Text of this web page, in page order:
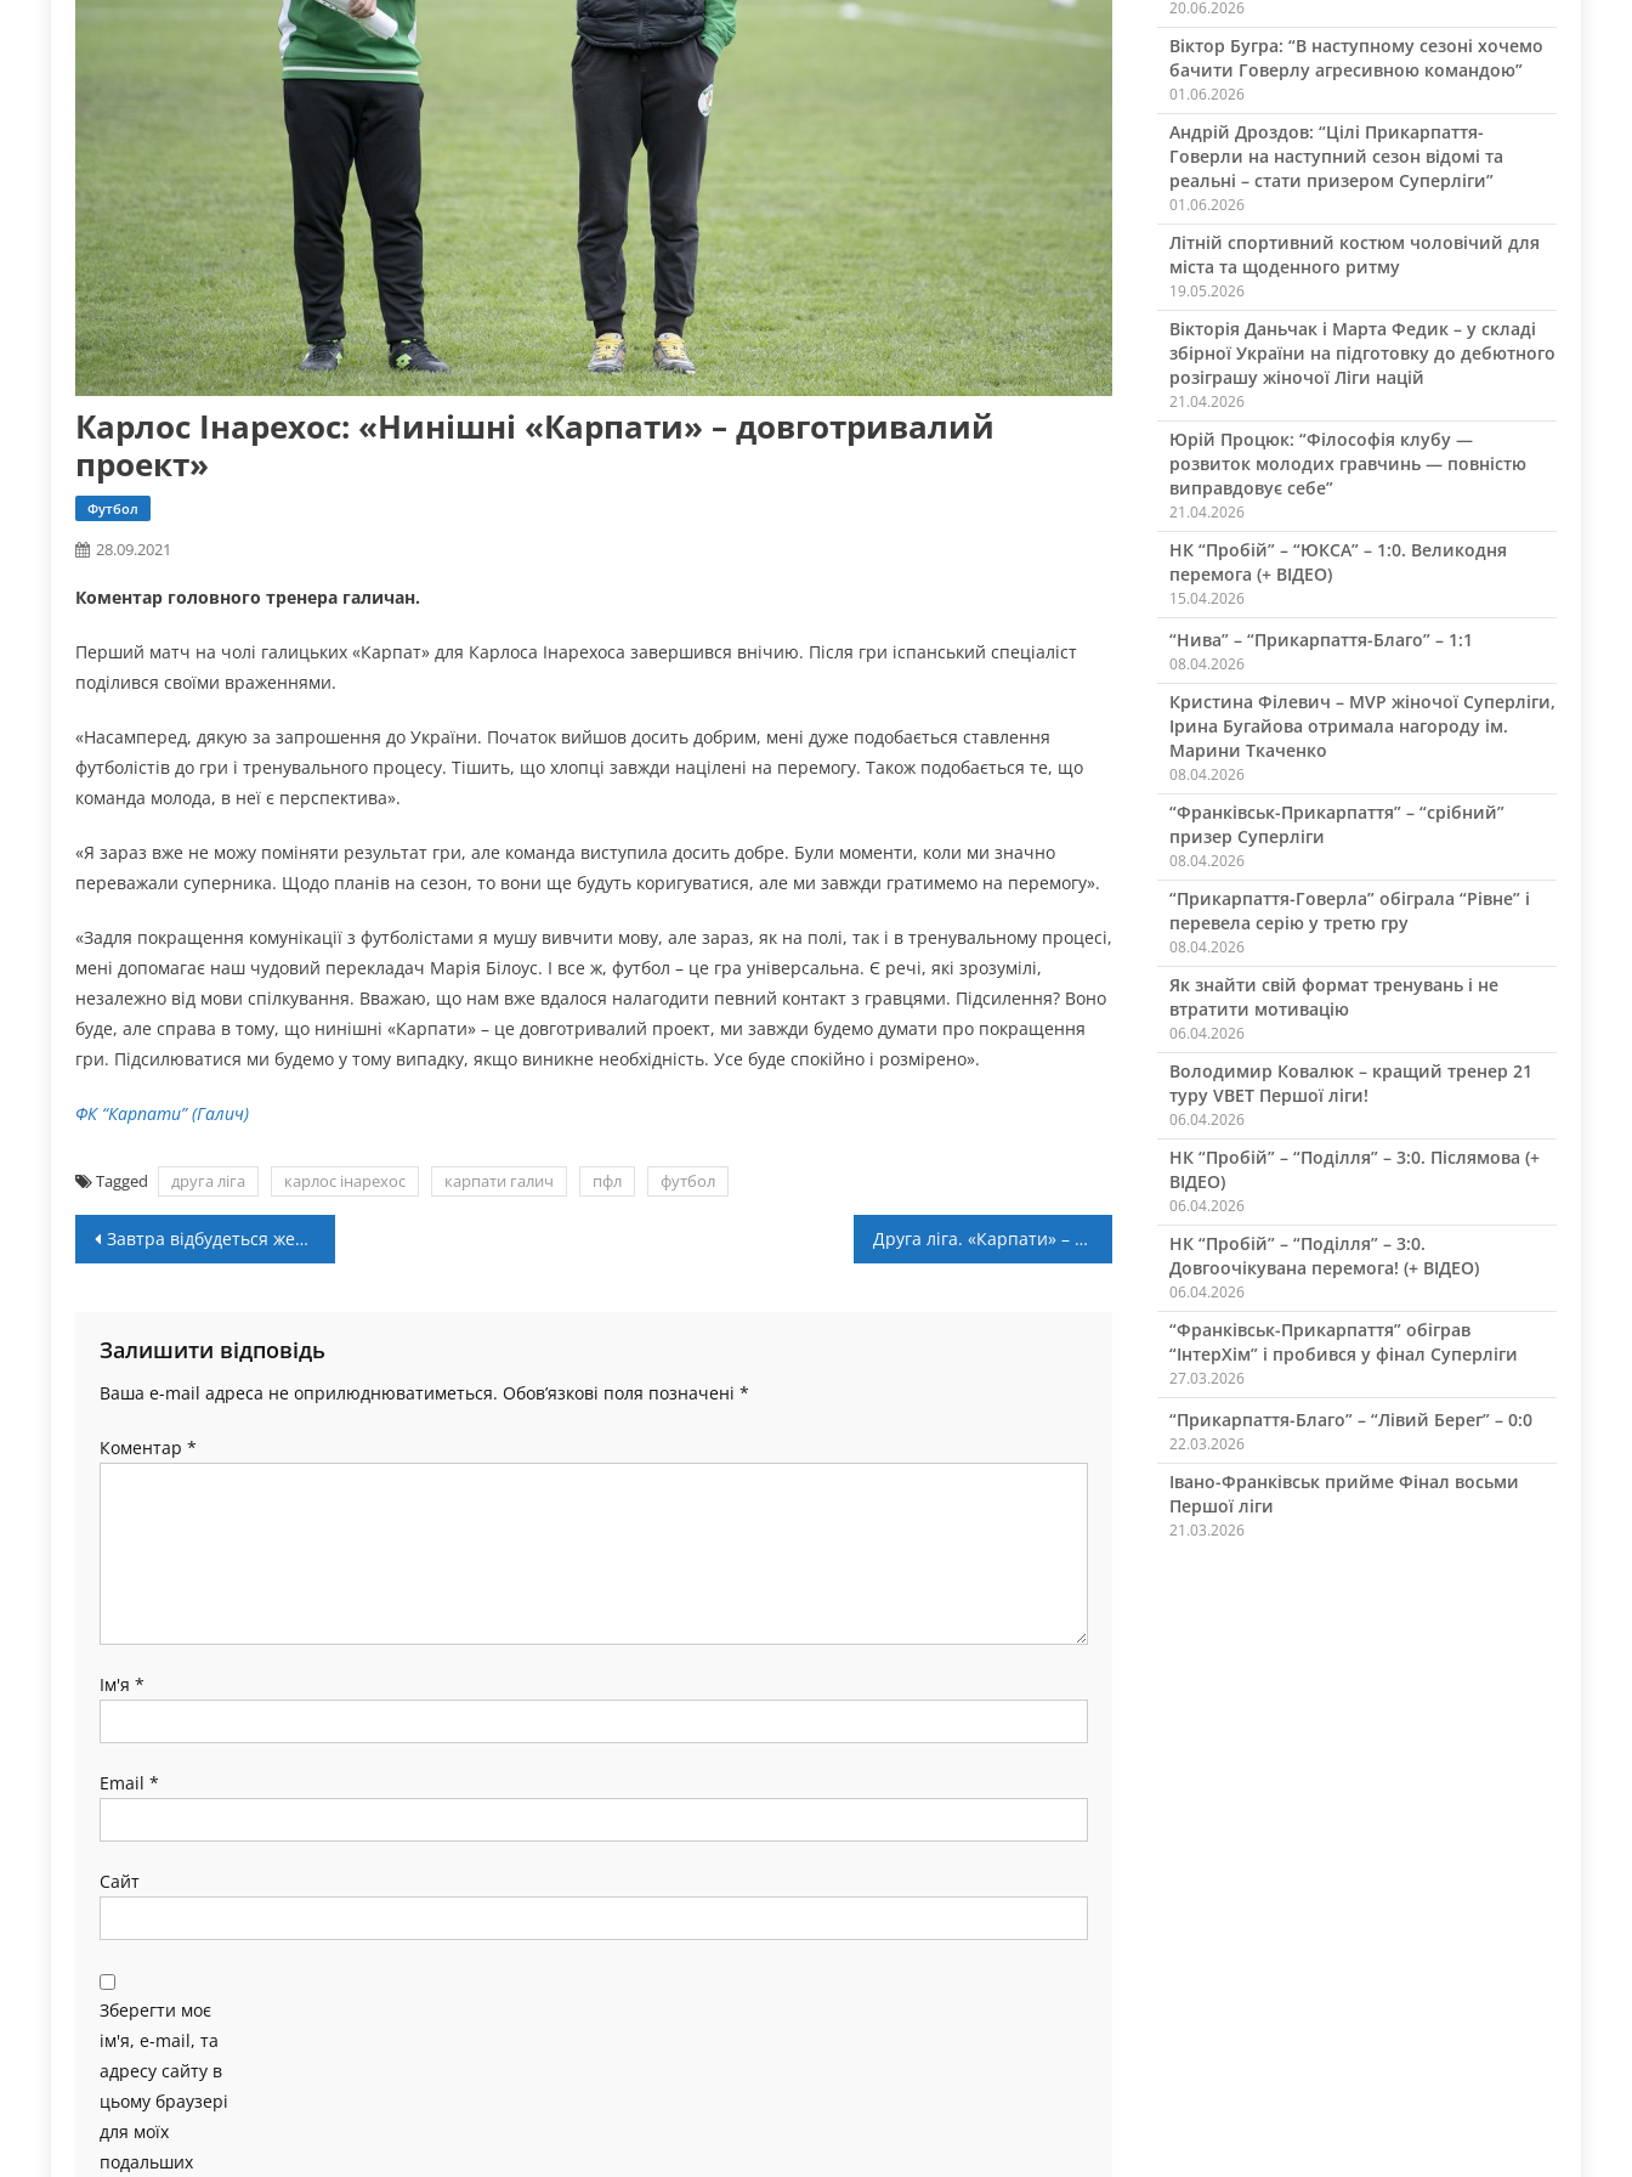
Карлос Інарехос: «Нинішні «Карпати» – довготривалий
проект»
Футбол
28.09.2021
Коментар головного тренера галичан.
Перший матч на чолі галицьких «Карпат» для Карлоса Інарехоса завершився внічию. Після гри іспанський спеціаліст
поділився своїми враженнями.
«Насамперед, дякую за запрошення до України. Початок вийшов досить добрим, мені дуже подобається ставлення
футболістів до гри і тренувального процесу. Тішить, що хлопці завжди націлені на перемогу. Також подобається те, що
команда молода, в неї є перспектива».
«Я зараз вже не можу поміняти результат гри, але команда виступила досить добре. Були моменти, коли ми значно
переважали суперника. Щодо планів на сезон, то вони ще будуть коригуватися, але ми завжди гратимемо на перемогу».
«Задля покращення комунікації з футболістами я мушу вивчити мову, але зараз, як на полі, так і в тренувальному процесі,
мені допомагає наш чудовий перекладач Марія Білоус. І все ж, футбол – це гра універсальна. Є речі, які зрозумілі,
незалежно від мови спілкування. Вважаю, що нам вже вдалося налагодити певний контакт з гравцями. Підсилення? Воно
буде, але справа в тому, що нинішні «Карпати» – це довготривалий проект, ми завжди будемо думати про покращення
гри. Підсилюватися ми будемо у тому випадку, якщо виникне необхідність. Усе буде спокійно і розмірено».
ФК “Карпати” (Галич)
Tagged друга ліга карлос інарехос карпати галич пфл футбол
Навігація
Завтра відбудеться жеребкування першого попереднього раунду Parimatch Кубка України Друга ліга. «Карпати» – «Чернігів» – 1:1
Залишити відповідь
Ваша e-mail адреса не оприлюднюватиметься. Обов’язкові поля позначені *
Коментар *
Ім'я *
Email *
Сайт
Зберегти моє
ім'я, e-mail, та
адресу сайту в
цьому браузері
для моїх
подальших
20.06.2026
Віктор Бугра: “В наступному сезоні хочемо
бачити Говерлу агресивною командою”
01.06.2026
Андрій Дроздов: “Цілі Прикарпаття-
Говерли на наступний сезон відомі та
реальні – стати призером Суперліги”
01.06.2026
Літній спортивний костюм чоловічий для
міста та щоденного ритму
19.05.2026
Вікторія Даньчак і Марта Федик – у складі
збірної України на підготовку до дебютного
розіграшу жіночої Ліги націй
21.04.2026
Юрій Процюк: “Філософія клубу —
розвиток молодих гравчинь — повністю
виправдовує себе”
21.04.2026
НК “Пробій” – “ЮКСА” – 1:0. Великодня
перемога (+ ВІДЕО)
15.04.2026
“Нива” – “Прикарпаття-Благо” – 1:1
08.04.2026
Кристина Філевич – MVP жіночої Суперліги,
Ірина Бугайова отримала нагороду ім.
Марини Ткаченко
08.04.2026
“Франківськ-Прикарпаття” – “срібний”
призер Суперліги
08.04.2026
“Прикарпаття-Говерла” обіграла “Рівне” і
перевела серію у третю гру
08.04.2026
Як знайти свій формат тренувань і не
втратити мотивацію
06.04.2026
Володимир Ковалюк – кращий тренер 21
туру VBET Першої ліги!
06.04.2026
НК “Пробій” – “Поділля” – 3:0. Післямова (+
ВІДЕО)
06.04.2026
НК “Пробій” – “Поділля” – 3:0.
Довгоочікувана перемога! (+ ВІДЕО)
06.04.2026
“Франківськ-Прикарпаття” обіграв
“ІнтерХім” і пробився у фінал Суперліги
27.03.2026
“Прикарпаття-Благо” – “Лівий Берег” – 0:0
22.03.2026
Івано-Франківськ прийме Фінал восьми
Першої ліги
21.03.2026